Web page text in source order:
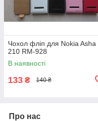
Чохол фліп для Nokia Asha
210 RM-928
В наявності
133 ₴ 140 ₴
Про нас